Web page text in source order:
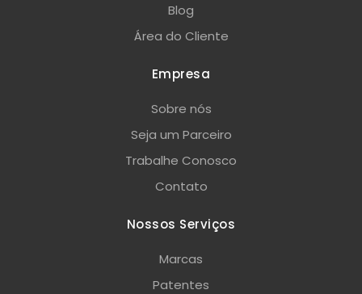
Blog
Área do Cliente
Empresa
Sobre nós
Seja um Parceiro
Trabalhe Conosco
Contato
Nossos Serviços
Marcas
Patentes